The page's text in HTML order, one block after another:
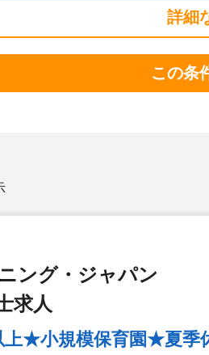
詳細
この条
ング・ジャパン
求人
上★小規模保育園★夏